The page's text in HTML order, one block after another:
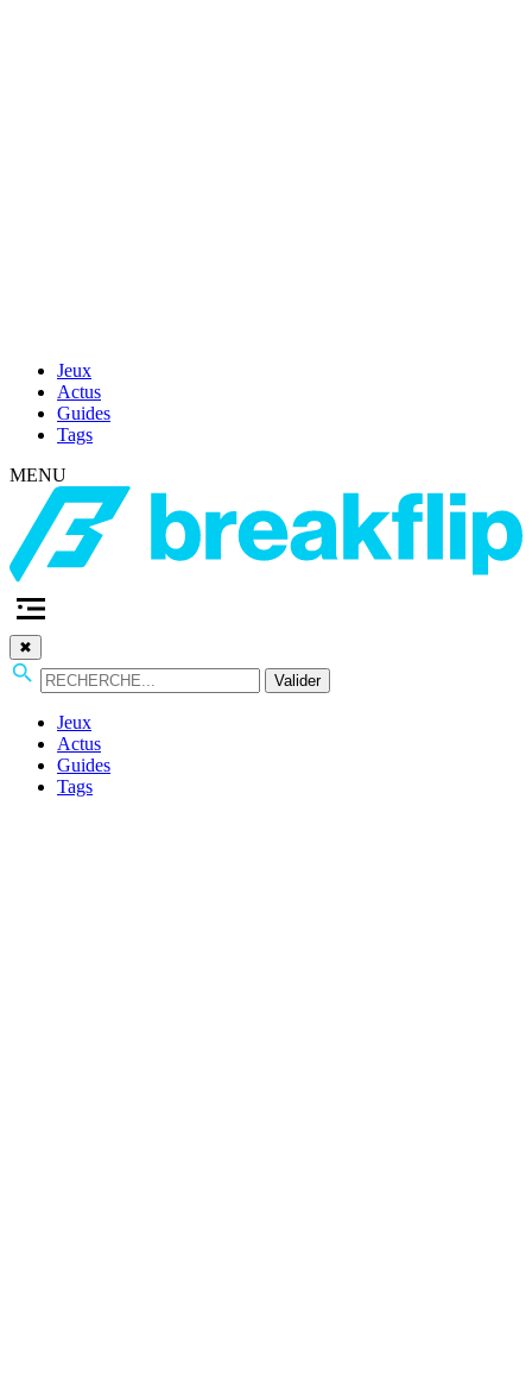
Jeux
Actus
Guides
Tags
MENU
✖
Valider
Jeux
Actus
Guides
Tags